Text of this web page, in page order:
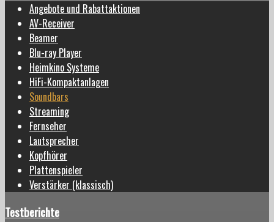
Angebote und Rabattaktionen
AV-Receiver
Beamer
Blu-ray Player
Heimkino Systeme
HiFi-Kompaktanlagen
Soundbars
Streaming
Fernseher
Lautsprecher
Kopfhörer
Plattenspieler
Verstärker (klassisch)
Testberichte